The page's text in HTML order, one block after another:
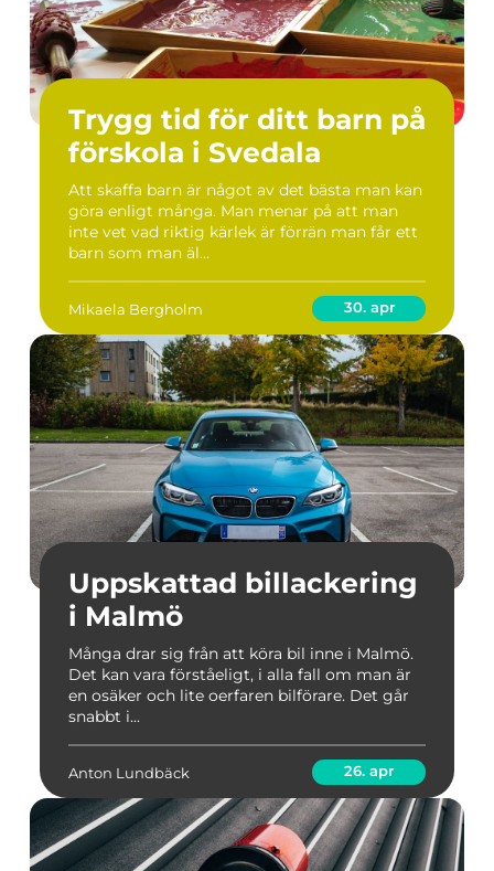
Trygg tid för ditt barn på
förskola i Svedala
Att skaffa barn är något av det bästa man kan
göra enligt många. Man menar på att man
inte vet vad riktig kärlek är förrän man får ett
barn som man äl...
Mikaela Bergholm 30. apr
Uppskattad billackering
i Malmö
Många drar sig från att köra bil inne i Malmö.
Det kan vara förståeligt, i alla fall om man är
en osäker och lite oerfaren bilförare. Det går
snabbt i...
Anton Lundbäck 26. apr